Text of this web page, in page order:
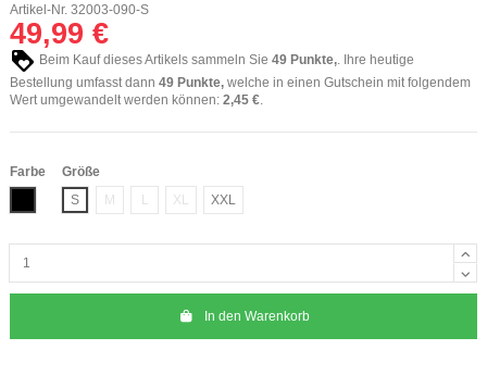
Artikel-Nr. 32003-090-S
49,99 €
Beim Kauf dieses Artikels sammeln Sie 49 Punkte,. Ihre heutige
Bestellung umfasst dann 49 Punkte, welche in einen Gutschein mit folgendem
Wert umgewandelt werden können: 2,45 €
Farbe
Schwarz
Größe
S
M L XL XXL
In den Warenkorb